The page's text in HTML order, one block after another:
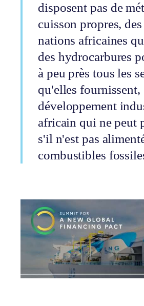
disposent pas de
cuisson propres,
nations africaines
des hydrocarbures
à peu près tous les
qu'elles fournissent,
développement
africain qui ne peut
s'il n'est pas
combustibles